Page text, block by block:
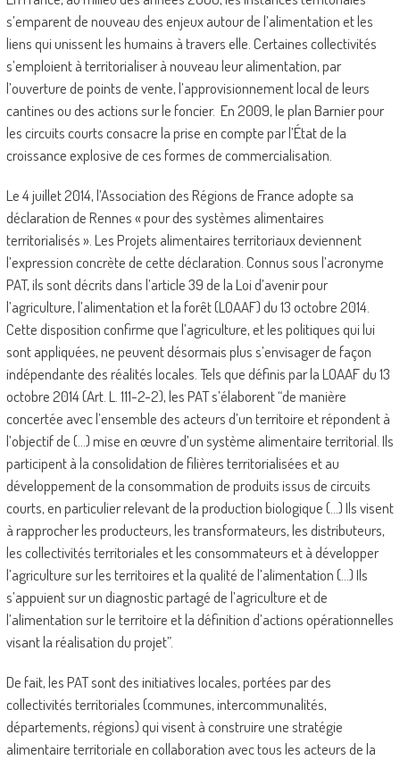
s’emparent de nouveau des enjeux autour de l’alimentationet les
liens qui unissent les humains à travers elle. Certaines collectivités
s’emploient à territorialiser à nouveau leur alimentation, par
l’ouverture de points de vente, l’approvisionnement local de leurs
cantines ou des actions sur le foncier. En 2009, le plan Barnier pour
les circuits courts consacre la prise en compte par l’État de la
croissance explosive de ces formes de commercialisation.
Le 4 juillet 2014, l’Association des Régions de France adopte sa
déclaration de Rennes « pour des systèmes alimentaires
territorialisés ». Les Projets alimentaires territoriaux deviennent
l’expression concrète de cette déclaration. Connus sous l’acronyme
PAT, ils sont décrits dans l’article 39 de la Loi d’avenir pour
l’agriculture, l’alimentation et la forêt (LOAAF) du 13 octobre 2014.
Cette disposition confirme que l’agriculture, et les politiques qui lui
sont appliquées, ne peuvent désormais plus s’envisager de façon
indépendante des réalités locales. Tels que définis par la LOAAF du 13
octobre 2014 (Art. L. 111-2-2), les PAT s’élaborent “de manière
concertée avec l’ensemble des acteurs d’un territoire et répondent à
l’objectif de (…) mise en œuvre d’un système alimentaire territorial. Ils
participent à la consolidation de filières territorialisées et au
développement de la consommation de produits issus de circuits
courts, en particulier relevant de la production biologique (…) Ils visent
à rapprocher les producteurs, les transformateurs, les distributeurs,
les collectivités territoriales et les consommateurs et à développer
l’agriculture sur les territoires et la qualité de l’alimentation (…) Ils
s’appuient sur un diagnostic partagé de l’agriculture et de
l’alimentation sur le territoire et la définition d’actions opérationnelles
visant la réalisation du projet”.
De fait, les PAT sont des initiatives locales, portées par des
collectivités territoriales (communes, intercommunalités,
départements, régions) qui visent à construire une stratégie
alimentaire territoriale en collaboration avec tous les acteurs de la